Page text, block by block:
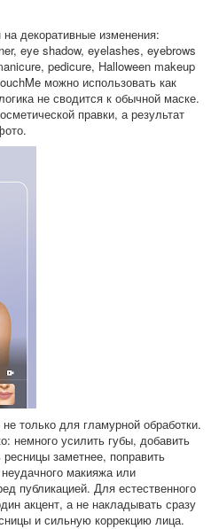
декоративные изменения:
eye shadow, eyelashes, eyebrows
pedicure, Halloween makeup
можно использовать как
не сводится к обычной маске.
правки, а результат
только для гламурной обработки.
немного усилить губы, добавить
заметнее, поправить
макияжа или
публикацией. Для естественного
акцент, а не накладывать сразу
и сильную коррекцию лица.